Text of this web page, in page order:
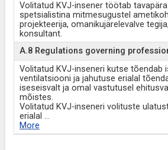
Volitatud KVJ-insener töötab
spetsialistina mitmesugustel
projekteerija, omanikujärelevalve
konsultant.
A.8 Regulations governing
Volitatud KVJ-inseneri kutse tõendab
ventilatsiooni ja jahutuse erialal
iseseisvalt ja omal vastutusel
mõistes.
Volitatud KVJ-inseneri volituste
erialal ...
More